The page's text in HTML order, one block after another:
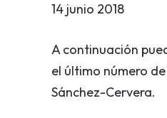
14 junio 2018
A continuación
el último número
Sánchez-Cervera.